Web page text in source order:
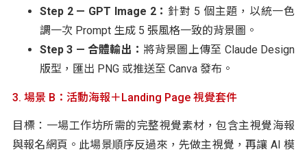
Step 2 — GPT Image 2： 針對 5 個主題，以統一色
調一次 Prompt 生成 5 張風格一致的背景圖。
Step 3 — 合體輸出： 將背景圖上傳至 Claude Design
版型，匯出 PNG 或推送至 Canva 發布。
3. 場景 B：活動海報＋Landing Page 視覺套件
目標：一場工作坊所需的完整視覺素材，包含主視覺海報
與報名網頁。此場景順序反過來，先做主視覺，再讓 AI 模